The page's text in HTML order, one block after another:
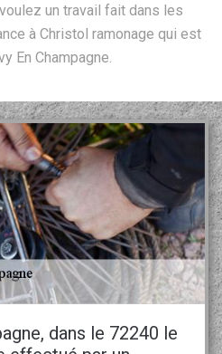
un travail fait dans les
à Christol ramonage qui est
En Champagne.
dans le 72240 le